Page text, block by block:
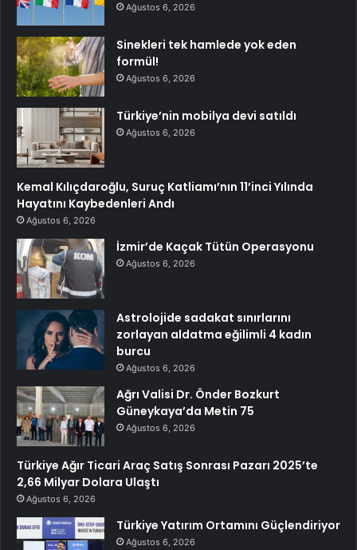
Ağustos 6, 2026
Sinekleri tek hamlede yok eden
formül!
Ağustos 6, 2026
Türkiye’nin mobilya devi satıldı
Ağustos 6, 2026
Kemal Kılıçdaroğlu, Suruç Katliamı’nın 11’inci Yılında
Hayatını Kaybedenleri Andı
Ağustos 6, 2026
İzmir’de Kaçak Tütün Operasyonu
Ağustos 6, 2026
Astrolojide sadakat sınırlarını
zorlayan aldatma eğilimli 4 kadın
burcu
Ağustos 6, 2026
Ağrı Valisi Dr. Önder Bozkurt
Güneykaya’da Metin 75
Ağustos 6, 2026
Türkiye Ağır Ticari Araç Satış Sonrası Pazarı 2025’te
2,66 Milyar Dolara Ulaştı
Ağustos 6, 2026
Türkiye Yatırım Ortamını Güçlendiriyor
Ağustos 6, 2026